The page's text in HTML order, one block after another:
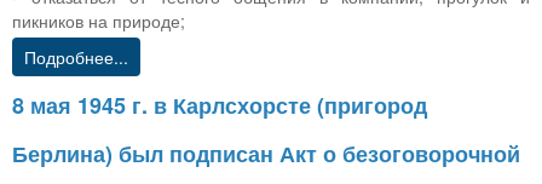
пикников на природе;
Подробнее...
8 мая 1945 г. в Карлсхорсте (пригород
Берлина) был подписан Акт о безоговорочной